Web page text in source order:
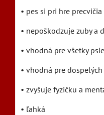
• pes si pri hre
• nepoškodzuje zuby a
• vhodná pre všetky
• vhodná pre
• zvyšuje fyzičku a
• ľahká